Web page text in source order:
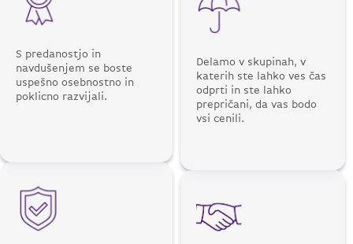
S predanostjo in
navdušenjem se boste
uspešno osebnostno in
poklicno razvijali.
Delamo v skupinah, v
katerih ste lahko ves čas
odprti in ste lahko
prepričani, da vas bodo
vsi cenili.